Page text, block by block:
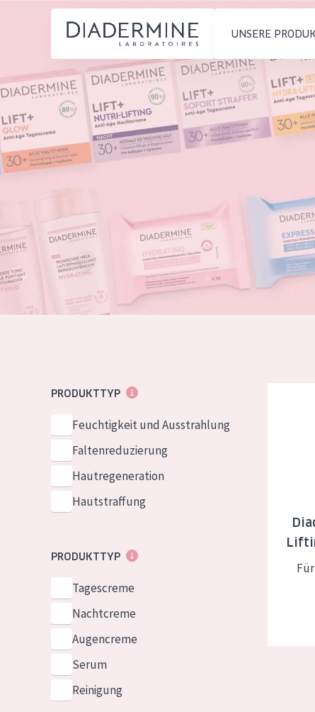
UNSERE
PRODUKTTYP
Feuchtigkeit und
Ausstrahlung
Hautstraffung
PRODUKTTYP
Tagescreme
Serum
Reinigung
HAUTTYP
Der Sonne
Alle
Startseite
inhaltsstoffe
Inspiration
Kontakt
French
GreekPRODUKTTYP
Feuchtigkeit und Ausstrahlung
Faltenreduzierung
Hautregeneration
Hautstraffung
PRODUKTTYP
Tagescreme
Nachtcreme
Augencreme
Serum
Reinigung